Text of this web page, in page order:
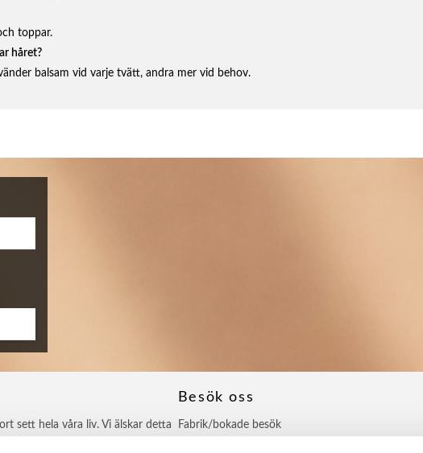
toppar.
håret?
balsam vid varje tvätt, andra mer vid behov.
sett hela våra liv. Vi älskar detta
Besök oss
Fabrik/bokade besök